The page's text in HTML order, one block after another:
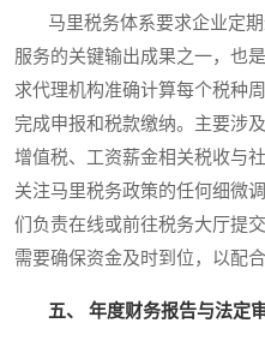
马里税务体系要求企业定期
服务的关键输出成果之一，也
求代理机构准确计算每个税种
完成申报和税款缴纳。主要涉
增值税、工资薪金相关税收与
关注马里税务政策的任何细微
们负责在线或前往税务大厅提
需要确保资金及时到位，以配
五、 年度财务报告与法定